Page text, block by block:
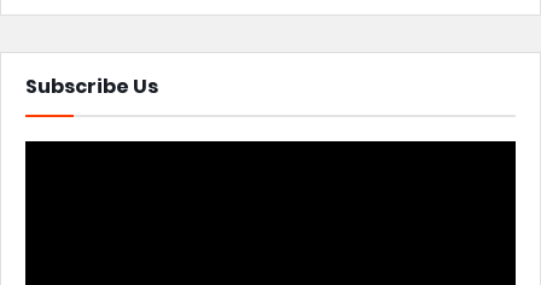
Subscribe Us